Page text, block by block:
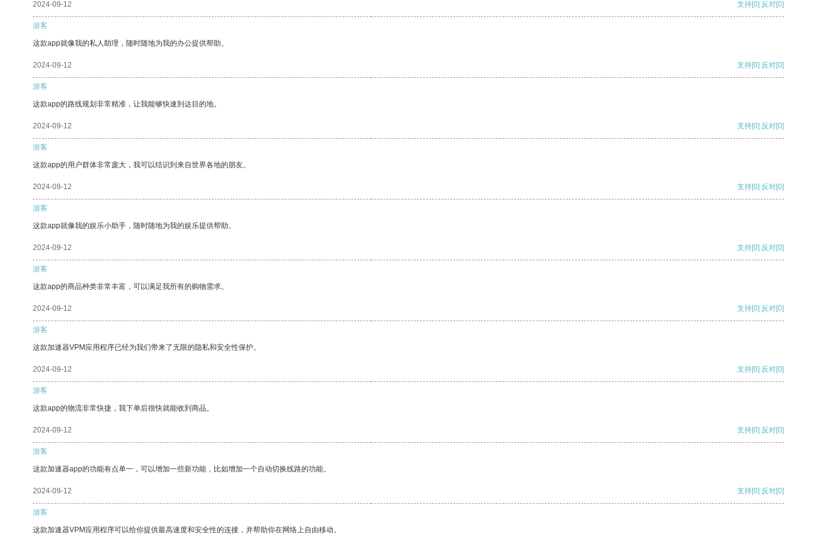
2024-09-12 支持[0] 反对[0]
游客
这款app就像我的私人助理，随时随地为我的办公提供帮助。
2024-09-12 支持[0] 反对[0]
游客
这款app的路线规划非常精准，让我能够快速到达目的地。
2024-09-12 支持[0] 反对[0]
游客
这款app的用户群体非常庞大，我可以结识到来自世界各地的朋友。
2024-09-12 支持[0] 反对[0]
游客
这款app就像我的娱乐小助手，随时随地为我的娱乐提供帮助。
2024-09-12 支持[0] 反对[0]
游客
这款app的商品种类非常丰富，可以满足我所有的购物需求。
2024-09-12 支持[0] 反对[0]
游客
这款加速器VPM应用程序已经为我们带来了无限的隐私和安全性保护。
2024-09-12 支持[0] 反对[0]
游客
这款app的物流非常快捷，我下单后很快就能收到商品。
2024-09-12 支持[0] 反对[0]
游客
这款加速器app的功能有点单一，可以增加一些新功能，比如增加一个自动切换线路的功能。
2024-09-12 支持[0] 反对[0]
游客
这款加速器VPM应用程序可以给你提供最高速度和安全性的连接，并帮助你在网络上自由移动。